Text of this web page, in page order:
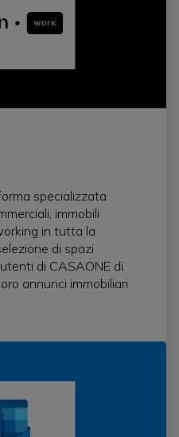
specializzata
immobili
in tutta la
di spazi
di CASAONE di
annunci immobiliari